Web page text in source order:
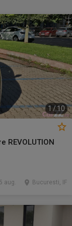
1 /10
REVOLUTION
Bucuresti, IF
5 aug.